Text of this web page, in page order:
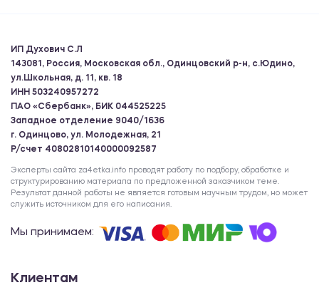
ИП Духович С.Л
143081, Россия, Московская обл., Одинцовский р-н, с.Юдино,
ул.Школьная, д. 11, кв. 18
ИНН 503240957272
ПАО «Сбербанк», БИК 044525225
Западное отделение 9040/1636
г. Одинцово, ул. Молодежная, 21
Р/счет 40802810140000092587
Эксперты сайта za4etka.info проводят работу по подбору, обработке и
структурированию материала по предложенной заказчиком теме.
Результат данной работы не является готовым научным трудом, но может
служить источником для его написания.
Мы принимаем:
Клиентам